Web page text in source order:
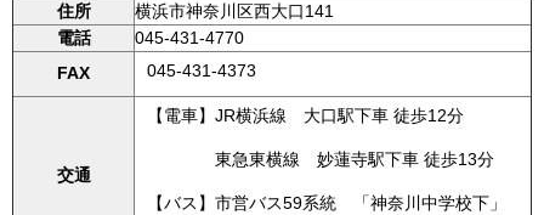
住所
横浜市神奈川区西大口141
電話
045-431-4770
FAX
045-431-4373
交通
【電車】JR横浜線 大口駅下車 徒歩12分
東急東横線 妙蓮寺駅下車 徒歩13分
【バス】市営バス59系統 「神奈川中学校下」